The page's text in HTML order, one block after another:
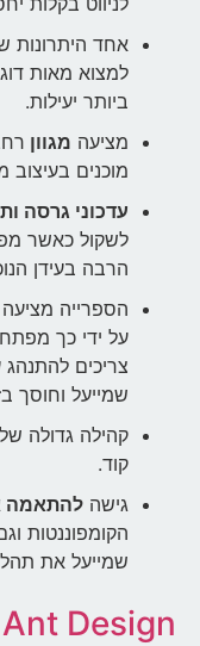
אחד היתרונות
למצוא מאות
ביותר יעילות.
מציעה מגוון
מוכנים בעיצוב
עדכוני גרסה
לשקול כאשר
הרבה בעידן
הספרייה
על ידי כך
צריכים
שמייעל וחוסך
קהילה גדולה
קוד.
גישה להתאמה
הקומפוננטות
שמייעל את
Ant Design